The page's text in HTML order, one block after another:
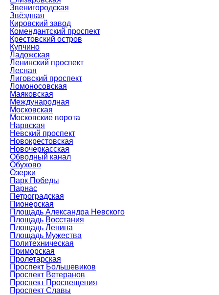
Звенигородская
Звёздная
Кировский завод
Комендантский проспект
Крестовский остров
Купчино
Ладожская
Ленинский проспект
Лесная
Лиговский проспект
Ломоносовская
Маяковская
Международная
Московская
Московские ворота
Нарвская
Невский проспект
Новокрестовская
Новочеркасская
Обводный канал
Обухово
Озерки
Парк Победы
Парнас
Петроградская
Пионерская
Площадь Александра Невского
Площадь Восстания
Площадь Ленина
Площадь Мужества
Политехническая
Приморская
Пролетарская
Проспект Большевиков
Проспект Ветеранов
Проспект Просвещения
Проспект Славы